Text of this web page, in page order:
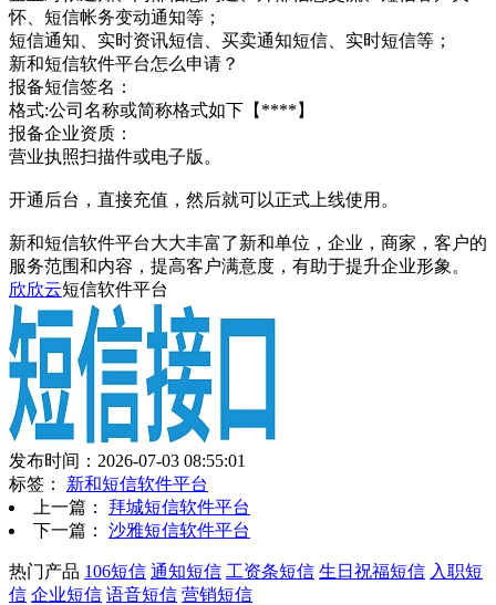
怀、短信帐务变动通知等；
短信通知、实时资讯短信、买卖通知短信、实时短信等；
新和短信软件平台怎么申请？
报备短信签名：
格式:公司名称或简称格式如下【****】
报备企业资质：
营业执照扫描件或电子版。
开通后台，直接充值，然后就可以正式上线使用。
新和短信软件平台大大丰富了新和单位，企业，商家，客户的
服务范围和内容，提高客户满意度，有助于提升企业形象。
欣欣云短信软件平台
发布时间：2026-07-03 08:55:01
标签： 新和短信软件平台
上一篇： 拜城短信软件平台
下一篇： 沙雅短信软件平台
热门产品 106短信 通知短信 工资条短信 生日祝福短信 入职短
信 企业短信 语音短信 营销短信